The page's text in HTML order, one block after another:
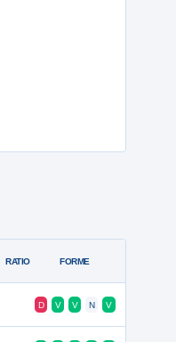
RATIO FORME
D V V N V